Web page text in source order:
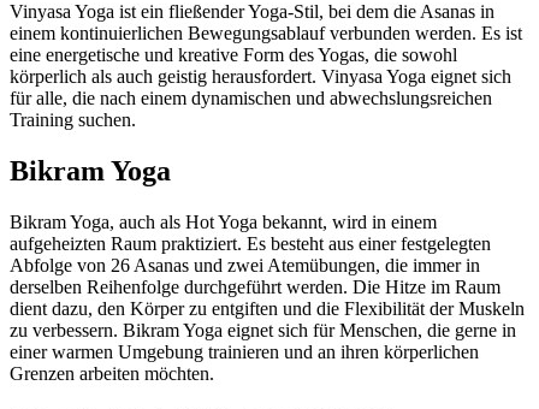
Vinyasa Yoga ist ein fließender Yoga-Stil, bei dem die Asanas in
einem kontinuierlichen Bewegungsablauf verbunden werden. Es ist
eine energetische und kreative Form des Yogas, die sowohl
körperlich als auch geistig herausfordert. Vinyasa Yoga eignet sich
für alle, die nach einem dynamischen und abwechslungsreichen
Training suchen.
Bikram Yoga
Bikram Yoga, auch als Hot Yoga bekannt, wird in einem
aufgeheizten Raum praktiziert. Es besteht aus einer festgelegten
Abfolge von 26 Asanas und zwei Atemübungen, die immer in
derselben Reihenfolge durchgeführt werden. Die Hitze im Raum
dient dazu, den Körper zu entgiften und die Flexibilität der Muskeln
zu verbessern. Bikram Yoga eignet sich für Menschen, die gerne in
einer warmen Umgebung trainieren und an ihren körperlichen
Grenzen arbeiten möchten.